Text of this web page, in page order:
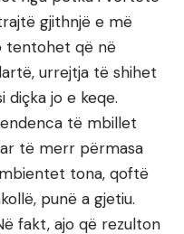
gjithnjë e më
tentohet që në
urrejtja të shihet
diçka jo e keqe.
të mbillet
të merr përmasa
tona, qoftë
punë a gjetiu.
fakt, ajo që rezulton